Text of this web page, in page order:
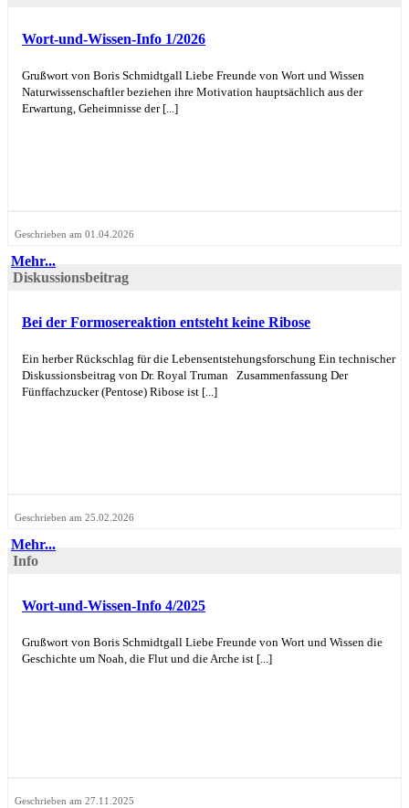
Wort-und-Wissen-Info 1/2026
Grußwort von Boris Schmidtgall Liebe Freunde von Wort und Wissen
Naturwissenschaftler beziehen ihre Motivation hauptsächlich aus der
Erwartung, Geheimnisse der [...]
Geschrieben am 01.04.2026
Mehr...
Diskussionsbeitrag
Bei der Formosereaktion entsteht keine Ribose
Ein herber Rückschlag für die Lebensentstehungsforschung Ein technischer
Diskussionsbeitrag von Dr. Royal Truman Zusammenfassung Der
Fünffachzucker (Pentose) Ribose ist [...]
Geschrieben am 25.02.2026
Mehr...
Info
Wort-und-Wissen-Info 4/2025
Grußwort von Boris Schmidtgall Liebe Freunde von Wort und Wissen die
Geschichte um Noah, die Flut und die Arche ist [...]
Geschrieben am 27.11.2025